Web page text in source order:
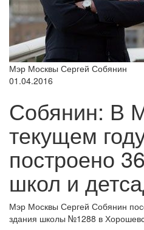
Мэр Москвы Сергей Собянин
01.04.2016
Собянин: В
текущем
построено
школ и
Мэр Москвы Сергей Собянин
здания школы №1288 в